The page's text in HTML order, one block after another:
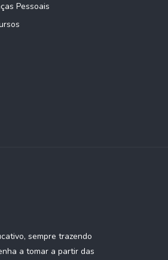
Pessoais
sempre trazendo
a tomar a partir das